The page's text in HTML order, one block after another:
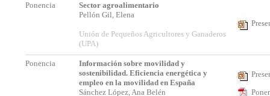
Ponencia
Sector agroalimentario
Pellón Gil, Elena
Unión de Pequeños Agricultores y Ganaderos
(UPA)
Ponencia
Información sobre movilidad y
sostenibilidad. Eficiencia energética y
empleo en la movilidad en España
Sánchez López, Ana Belén